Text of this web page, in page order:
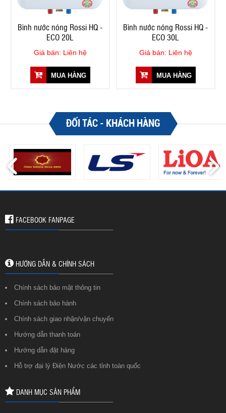
Bình nước nóng Rossi HQ -
ECO 20L
Giá bán: Liên hệ
MUA HÀNG
Bình nước nóng Rossi HQ -
ECO 30L
Giá bán: Liên hệ
MUA HÀNG
ĐỐI TÁC - KHÁCH HÀNG
FACEBOOK FANPAGE
HƯỚNG DẪN & CHÍNH SÁCH
Chính sách bảo mật thông tin
Chính sách bảo hành
Chính sách giao nhận/vận chuyển
Hướng dẫn thanh toán
Hướng dẫn đặt hàng
Hỗ trợ đại lý Điện Nước các tỉnh toàn quốc
DANH MỤC SẢN PHẨM